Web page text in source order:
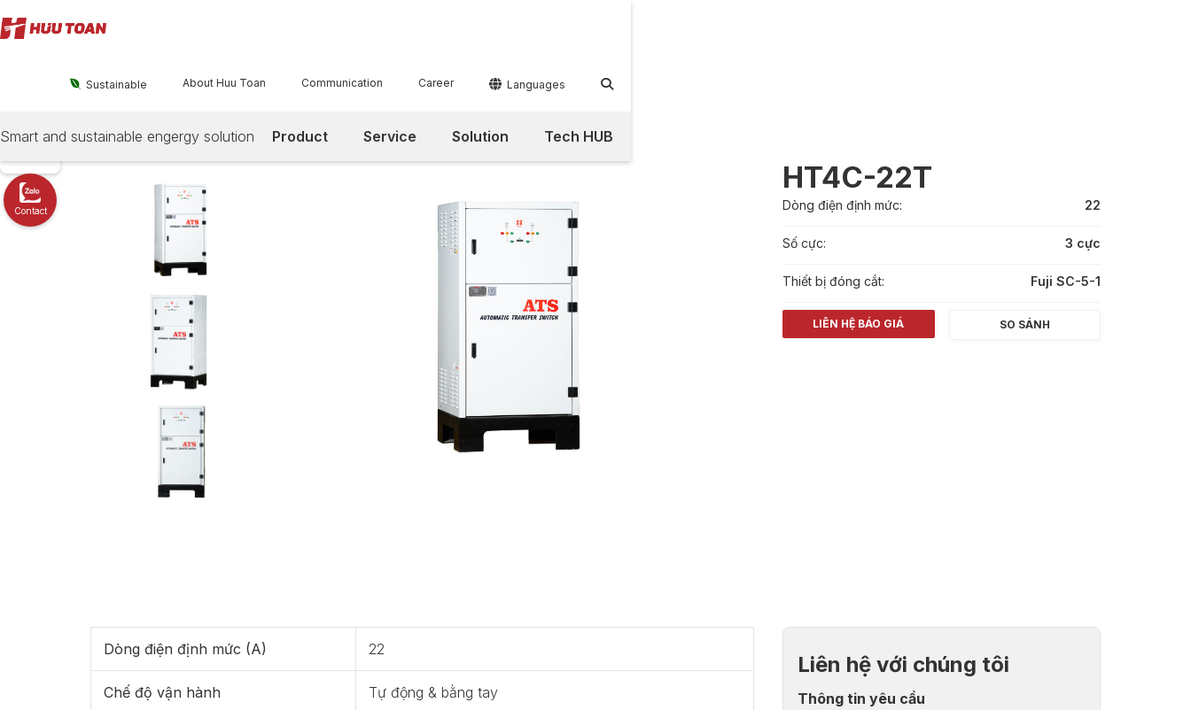
Contact
 Sustainable About Huu Toan Communication Career  Languages 
Product Service Solution Tech HUB
Smart and sustainable engergy solution
HT4C-22T
Dòng điện định mức: 22
Số cực: 3 cực
Thiết bị đóng cắt: Fuji SC-5-1
LIÊN HỆ BÁO GIÁ SO SÁNH
Dòng điện định mức (A) 22
Chế độ vận hành Tự động & bằng tay
Liên hệ với chúng tôi
Thông tin yêu cầu